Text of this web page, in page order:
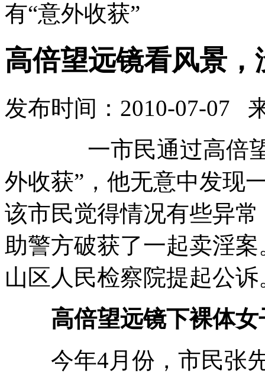
有“意外收获”
高倍望远镜看风景
发布时间：2010-07-07
一市民通过高倍望远
外收获”，他无意中发现
该市民觉得情况有些异
助警方破获了一起卖淫
山区人民检察院提起公诉
高倍望远镜下裸体女
今年4月份，市民张先